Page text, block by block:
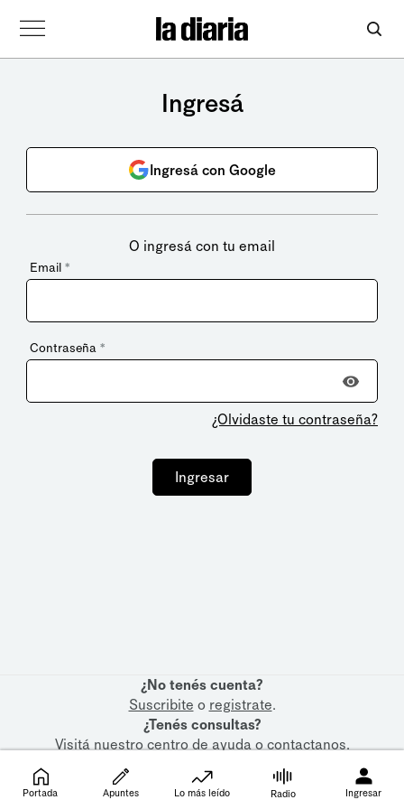
Ingresá
Ingresá con Google
O ingresá con tu email
Email *
Contraseña *
¿Olvidaste tu contraseña?
Ingresar
¿No tenés cuenta?
Suscribite o registrate.
¿Tenés consultas?
Visitá nuestrocentro de ayudaocontactanos.
Portada Apuntes Lo más leído Radio Ingresar